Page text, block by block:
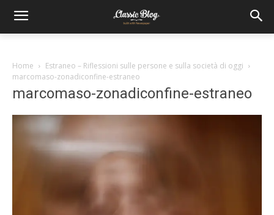
Home
Estraneo – Riflessioni sulle persone e sulla società di oggi
marcomaso-zonadiconfine-estraneo
marcomaso-zonadiconfine-estraneo